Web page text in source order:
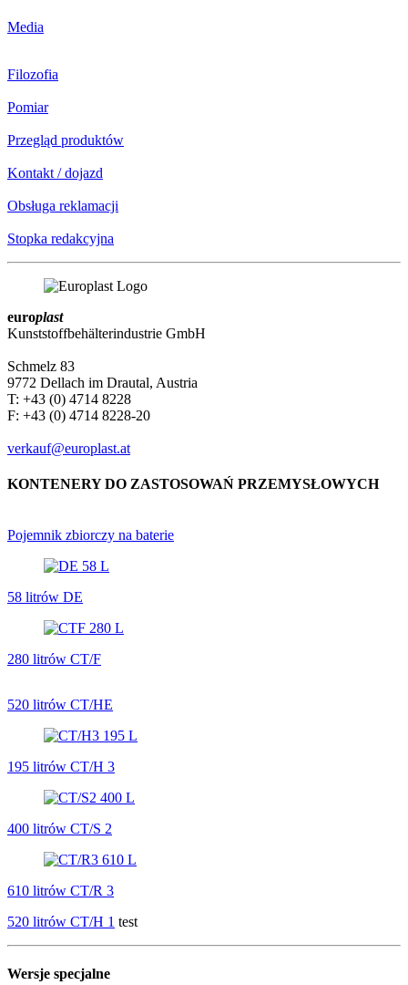
Media
Filozofia
Pomiar
Przegląd produktów
Kontakt / dojazd
Obsługa reklamacji
Stopka redakcyjna
europlast
Kunststoffbehälterindustrie GmbH
Schmelz 83
9772 Dellach im Drautal, Austria
T: +43 (0) 4714 8228
F: +43 (0) 4714 8228-20
verkauf@europlast.at
KONTENERY DO ZASTOSOWAŃ PRZEMYSŁOWYCH
Pojemnik zbiorczy na baterie
58 litrów DE
280 litrów CT/F
520 litrów CT/HE
195 litrów CT/H 3
400 litrów CT/S 2
610 litrów CT/R 3
520 litrów CT/H 1 test
Wersje specjalne